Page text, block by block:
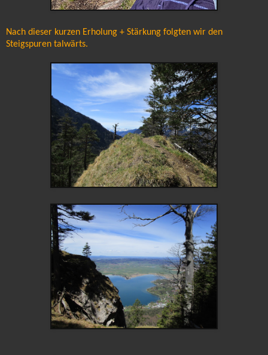
Nach dieser kurzen Erholung + Stärkung folgten wir den
Steigspuren talwärts.